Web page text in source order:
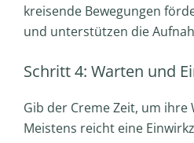
kreisende Bewegungen
und unterstützen die
Schritt 4: Warten und
Gib der Creme Zeit, um
Meistens reicht eine